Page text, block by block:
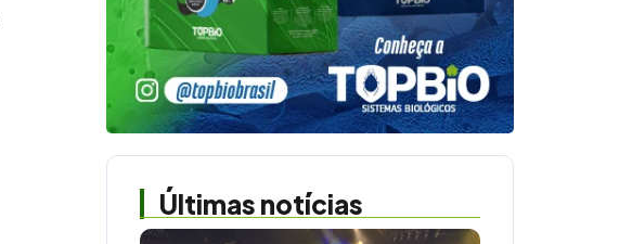
Últimas notícias